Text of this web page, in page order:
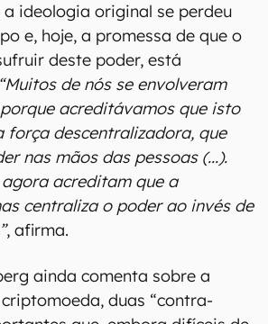
ideologia original se perdeu
e, hoje, a promessa de que o
deste poder, está
“Muitos de nós se envolveram
acreditávamos que isto
força descentralizadora, que
nas mãos das pessoas (...).
acreditam que a
centraliza o poder ao invés de
, afirma.
ainda comenta sobre a
duas “contra-